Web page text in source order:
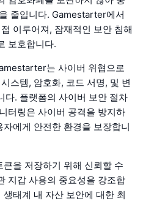
줄입니다. Gamestarter에서
이루어져, 잠재적인 보안 침해
보호합니다.
는 사이버 위협으로
스템, 암호화, 코드 서명, 및 변
다. 플랫폼의 사이버 보안 절차
터링은 사이버 공격을 방지하
에게 안전한 환경을 보장합니
을 저장하기 위해 신뢰할 수
지갑 사용의 중요성을 강조합
태계 내 자산 보안에 대한 최